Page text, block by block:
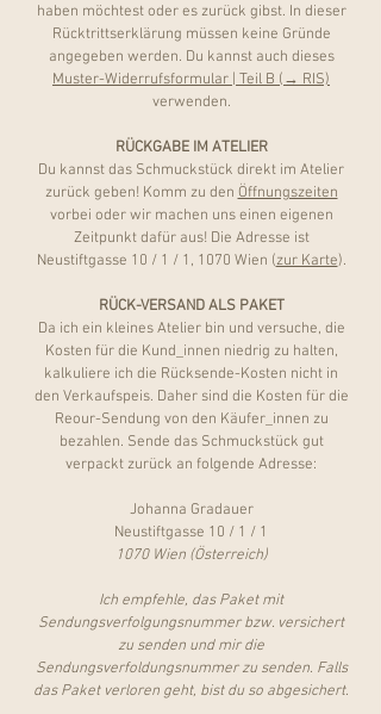
haben möchtest oder es zurück gibst. In dieser
Rücktrittserklärung müssen keine Gründe
angegeben werden. Du kannst auch dieses
Muster-Widerrufsformular | Teil B (→ RIS)
verwenden.
RÜCKGABE IM ATELIER
Du kannst das Schmuckstück direkt im Atelier
zurück geben! Komm zu den Öffnungszeiten
vorbei oder wir machen uns einen eigenen
Zeitpunkt dafür aus! Die Adresse ist
Neustiftgasse 10 / 1 / 1, 1070 Wien (zur Karte).
RÜCK-VERSAND ALS PAKET
Da ich ein kleines Atelier bin und versuche, die
Kosten für die Kund_innen niedrig zu halten,
kalkuliere ich die Rücksende-Kosten nicht in
den Verkaufspeis. Daher sind die Kosten für die
Reour-Sendung von den Käufer_innen zu
bezahlen. Sende das Schmuckstück gut
verpackt zurück an folgende Adresse:
Johanna Gradauer
Neustiftgasse 10 / 1 / 1
1070 Wien (Österreich)
Ich empfehle, das Paket mit
Sendungsverfolgungsnummer bzw. versichert
zu senden und mir die
Sendungsverfoldungsnummer zu senden. Falls
das Paket verloren geht, bist du so abgesichert.